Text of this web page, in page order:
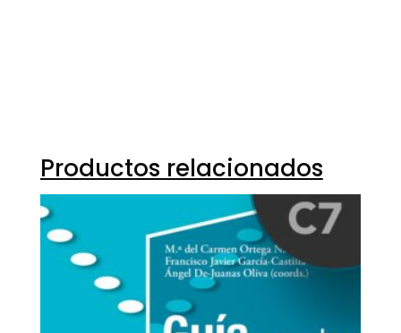
Productos relacionados